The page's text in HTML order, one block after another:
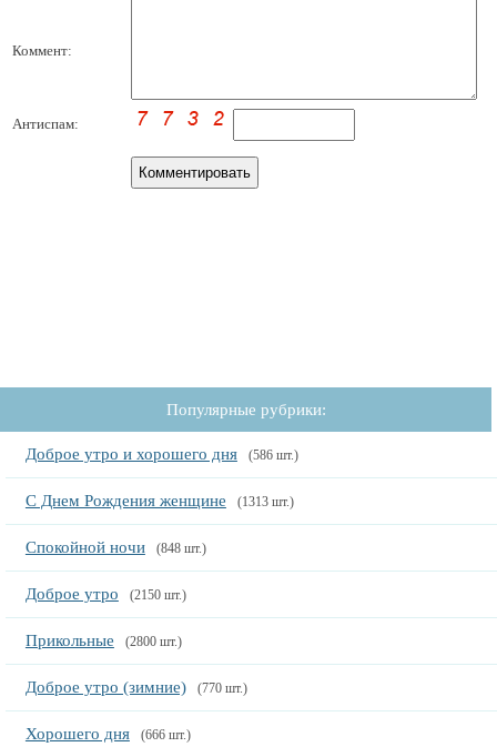
Коммент:
Антиспам:
Популярные рубрики:
Доброе утро и хорошего дня (586 шт.)
С Днем Рождения женщине (1313 шт.)
Спокойной ночи (848 шт.)
Доброе утро (2150 шт.)
Прикольные (2800 шт.)
Доброе утро (зимние) (770 шт.)
Хорошего дня (666 шт.)